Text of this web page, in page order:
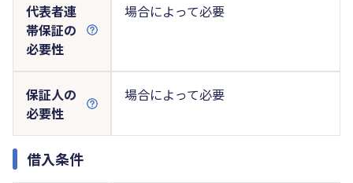
代表者連
帯保証の
必要性
場合によって必要
保証人の
必要性
場合によって必要
借入条件